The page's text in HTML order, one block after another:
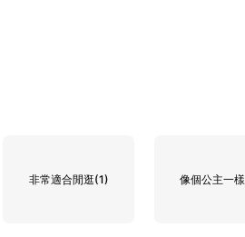
非常適合閒逛(1) 像個公主一樣